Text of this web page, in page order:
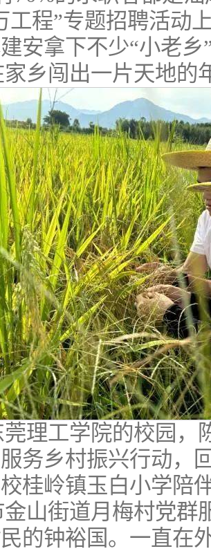
工程”专题招聘活动
安拿下不少“小老乡
家乡闯出一片天地的
莞理工学院的校园，
务乡村振兴行动，
桂岭镇玉白小学陪
山街道月梅村党群
的钟裕国。一直在